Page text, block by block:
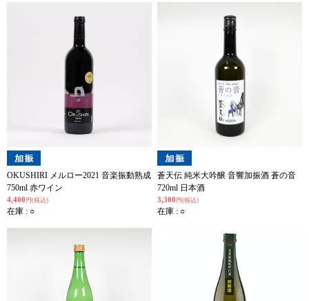
OKUSHIRI メルロー2021 音楽振動熟成
750ml 赤ワイン
4,400 円(税込)
在庫 : ○
蒼天伝 純米大吟醸 音響加振酒 蒼の音
720ml 日本酒
3,300 円(税込)
在庫 : ○